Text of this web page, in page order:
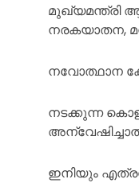
മുഖ്യമന്ത്രി
നരകയാതന,
നവോത്ഥാന
നടക്കുന്ന
ഇനിയും